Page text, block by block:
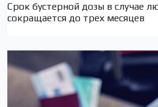
Срок бустерной дозы в случае
сокращается до трех месяцев